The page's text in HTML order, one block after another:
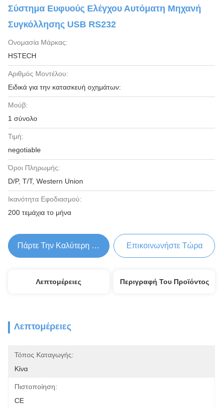
Σύστημα Ευφυούς Ελέγχου Αυτόματη Μηχανή
Συγκόλλησης USB RS232
Ονομασία Μάρκας:
HSTECH
Αριθμός Μοντέλου:
Ειδικά για την κατασκευή οχημάτων:
Μούβ:
1 σύνολο
Τιμή:
negotiable
Όροι Πληρωμής:
D/P, T/T, Western Union
Ικανότητα Εφοδιασμού:
200 τεμάχια το μήνα
Πάρτε Την Καλύτερη Τιμή Επικοινωνήστε Τώρα
Λεπτομέρειες Περιγραφή Του Προϊόντος
Λεπτομέρειες
Τόπος Καταγωγής:
Κίνα
Πιστοποίηση:
CE